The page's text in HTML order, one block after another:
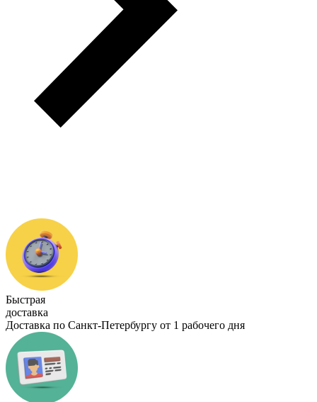
Быстрая
доставка
Доставка по Санкт-Петербургу от 1 рабочего дня